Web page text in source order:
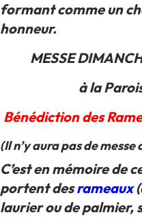
formant comme un
honneur.
MESSE
à la
Bénédiction des
(Il n’y aura pas de
C’est en mémoire de
portent desrameaux
laurier ou de palmier,